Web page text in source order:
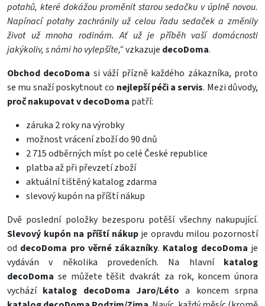
potahů, které dokážou proměnit starou sedačku v úplně novou.
Napínací potahy zachránily už celou řadu sedaček a změnily
život už mnoha rodinám. Ať už je příběh vaší domácnosti
jakýkoliv, s námi ho vylepšíte,“vzkazuje decoDoma.
Obchod decoDoma si váží přízně každého zákazníka, proto
se mu snaží poskytnout co nejlepší péčia servis. Mezi důvody,
proč nakupovat v decoDoma patří:
záruka 2 roky na výrobky
možnost vrácení zboží do 90 dnů
2 715 odběrných míst po celé České republice
platba až při převzetí zboží
aktuální tištěný katalog zdarma
slevový kupón na příští nákup
Dvě poslední položky bezesporu potěší všechny nakupující.
Slevový kupón na příští nákupje opravdu milou pozorností
od decoDoma pro věrné zákazníky. Katalog decoDoma je
vydáván v několika provedeních. Na hlavní katalog
decoDoma se můžete těšit dvakrát za rok, koncem února
vychází katalog decoDoma Jaro/Léto a koncem srpna